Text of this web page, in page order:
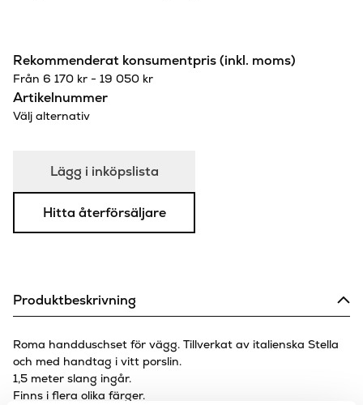
Rekommenderat konsumentpris (inkl. moms)
Från 6 170 kr - 19 050 kr
Artikelnummer
Välj alternativ
Lägg i inköpslista
Hitta återförsäljare
Produktbeskrivning
Roma handduschset för vägg. Tillverkat av italienska Stella
och med handtag i vitt porslin.
1,5 meter slang ingår.
Finns i flera olika färger.